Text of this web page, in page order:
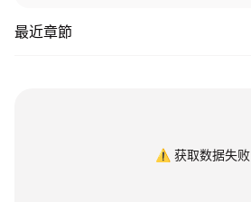
最近章節
⚠️ 获取数据失败